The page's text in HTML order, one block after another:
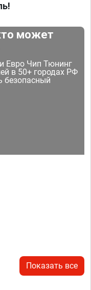
может
Евро Чип Тюнинг
в 50+ городах РФ
безопасный
Показать все